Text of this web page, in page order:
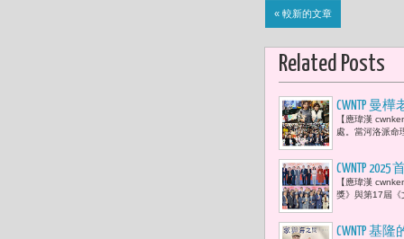
« 較新的文章
Related Posts
CWNTP 曼
和行動力
【應瑋漢
處。當河洛派命
CWNTP
看見更柔
【應瑋漢
獎》與第17屆
CWNTP 基